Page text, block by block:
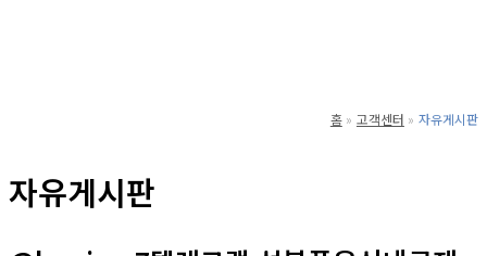
홈 고객센터 자유게시판
자유게시판